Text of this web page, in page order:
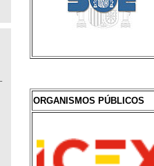
ORGANISMOS PÚBLICOS